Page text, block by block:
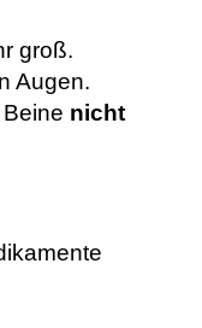
groß.
Augen.
nicht